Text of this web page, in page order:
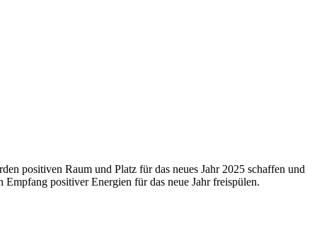
positiven Raum und Platz für das neues Jahr 2025 schaffen und
positiver Energien für das neue Jahr freispülen.